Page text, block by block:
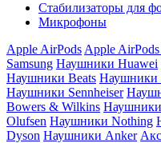
Стабилизаторы для
Микрофоны
Apple AirPods Apple
Samsung Наушники Huawei
Наушники Beats Наушники
Наушники Sennheiser
Bowers & Wilkins
Olufsen Наушники Nothing
Dyson Наушники Anker